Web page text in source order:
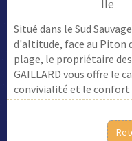
Ile
Situé dans le Sud
d'altitude, face au Piton
plage, le propriétaire
GAILLARD vous offre le
convivialité et le confort